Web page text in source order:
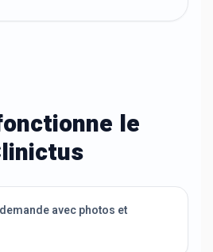
le
avec photos et